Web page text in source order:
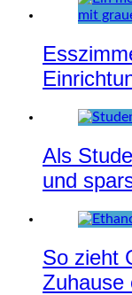
Als
und
So zieht
Zuhause